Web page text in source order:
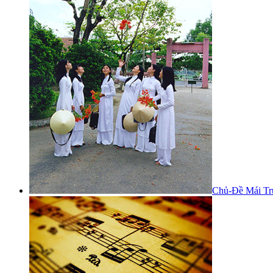
Chủ-Đề Mái